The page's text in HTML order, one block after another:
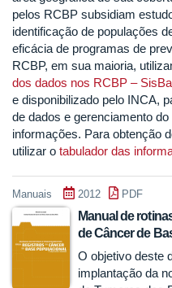
pelos RCBP subsidiam
identificação de populações
eficácia de programas de
RCBP, em sua maioria,
dos dados nos RCBP –
e disponibilizado pelo INCA,
de dados e gerenciamento
informações. Para obtenção
utilizar o tabulador das
Manuais 2012 PDF
Manual de
de Câncer de
O objetivo deste
implantação da